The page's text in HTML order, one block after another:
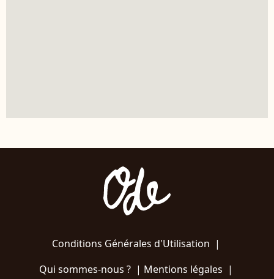
Conditions Générales d'Utilisation |
Qui sommes-nous ?| Mentions légales |